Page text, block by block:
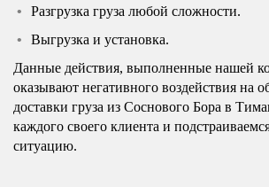
Разгрузка груза любой сложности.
Выгрузка и установка.
Данные действия, выполненные нашей
оказывают негативного воздействия на
доставки груза из Соснового Бора в
каждого своего клиента и
ситуацию.